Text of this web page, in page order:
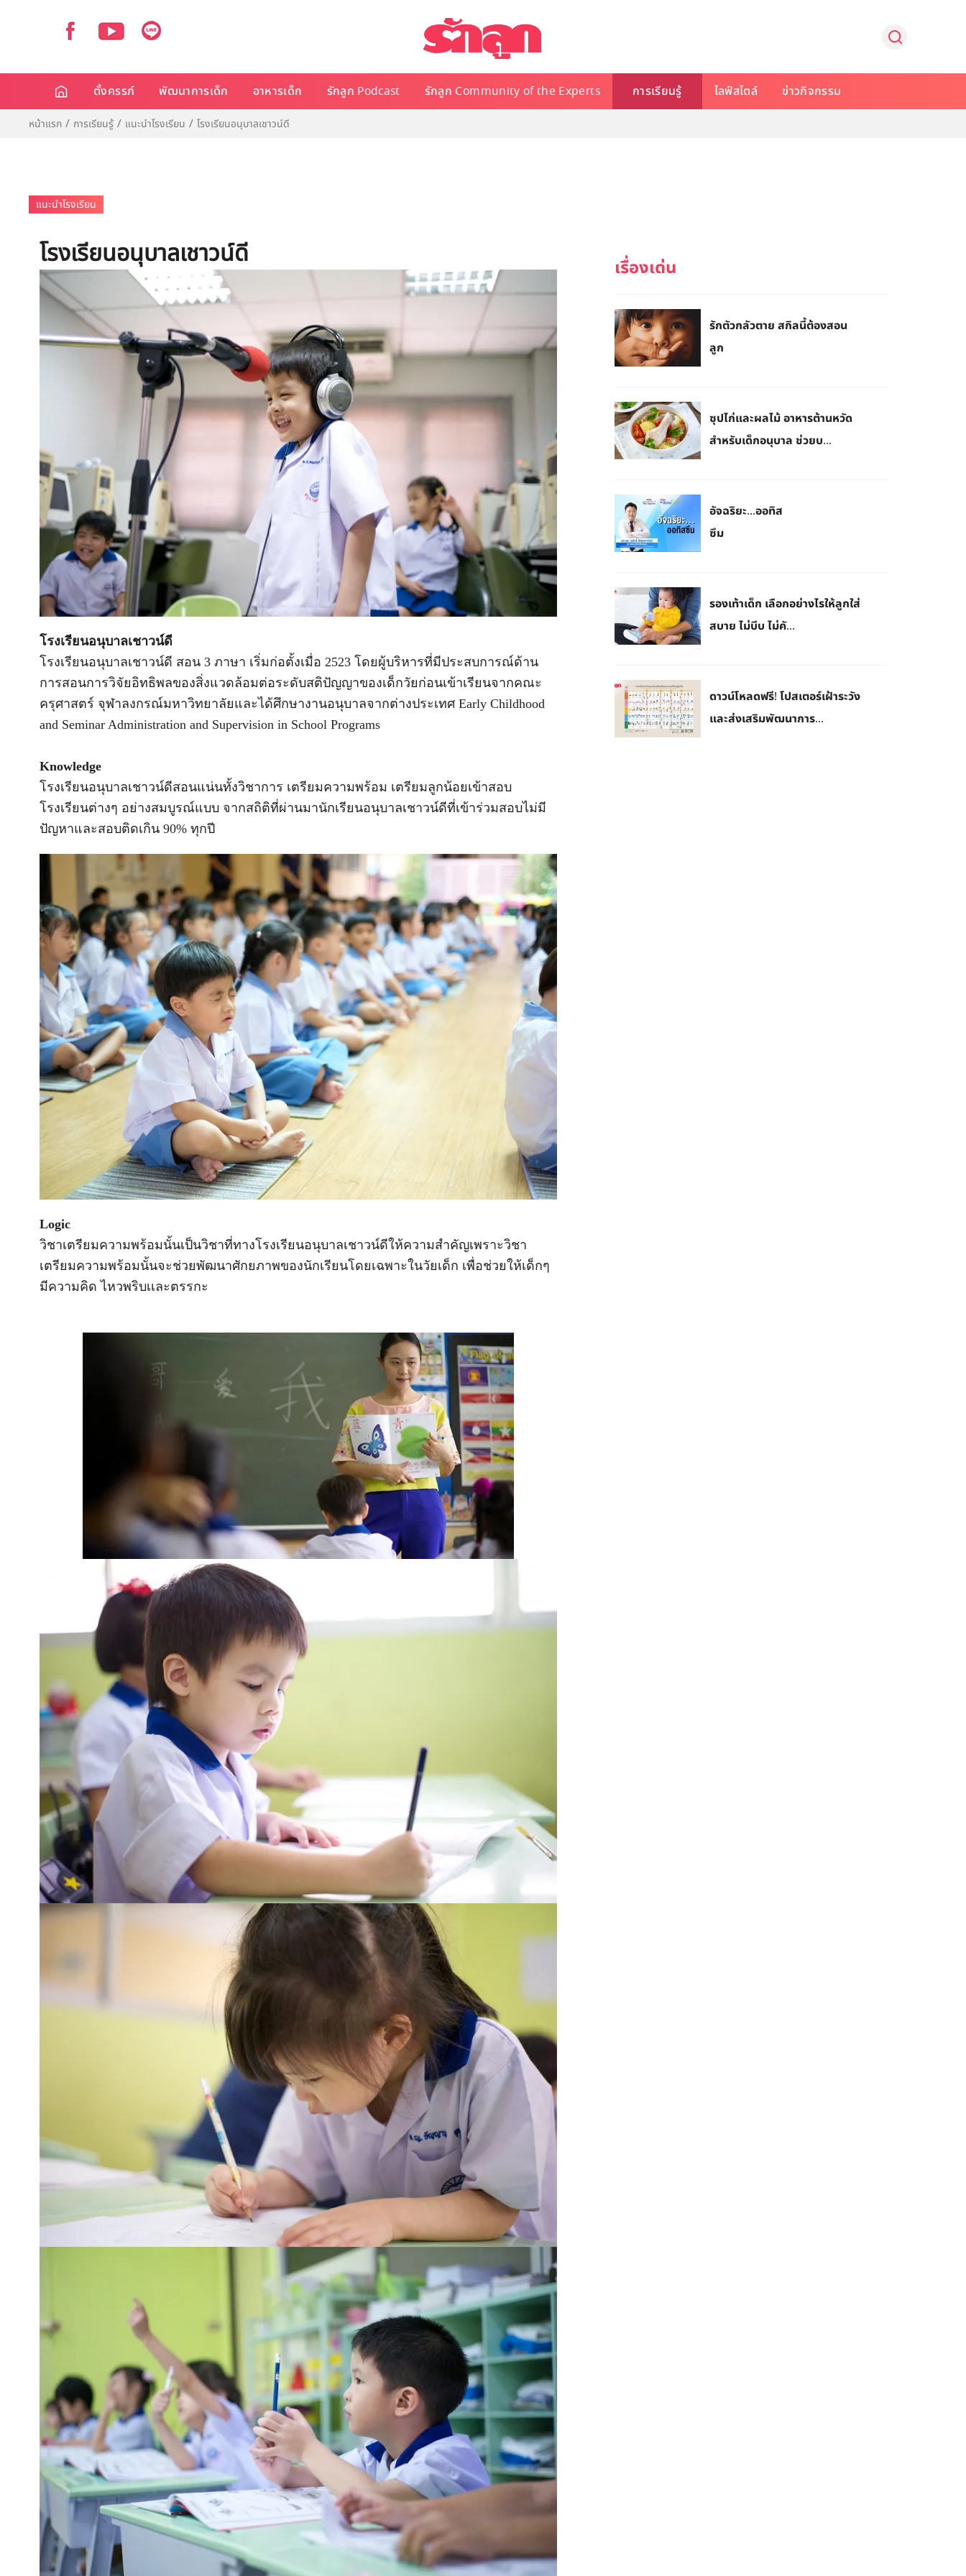
ตั้งครรภ์ พัฒนาการเด็ก อาหารเด็ก รักลูก Podcast รักลูก Community of the Experts การเรียนรู้ ไลฟ์สไตล์ ข่าวกิจกรรม
หน้าแรก การเรียนรู้ แนะนำโรงเรียน โรงเรียนอนุบาลเชาวน์ดี
แนะนำโรงเรียน
โรงเรียนอนุบาลเชาวน์ดี
โรงเรียนอนุบาลเชาวน์ดี
โรงเรียนอนุบาลเชาวน์ดี สอน 3 ภาษา เริ่มก่อตั้งเมื่อ 2523 โดยผู้บริหารที่มีประสบการณ์ด้าน
การสอนการวิจัยอิทธิพลของสิ่งแวดล้อมต่อระดับสติปัญญาของเด็กวัยก่อนเข้าเรียนจากคณะ
ครุศาสตร์ จุฬาลงกรณ์มหาวิทยาลัยและได้ศึกษางานอนุบาลจากต่างประเทศ Early Childhood
and Seminar Administration and Supervision in School Programs
Knowledge
โรงเรียนอนุบาลเชาวน์ดีสอนแน่นทั้งวิชาการ เตรียมความพร้อม เตรียมลูกน้อยเข้าสอบ
โรงเรียนต่างๆ อย่างสมบูรณ์แบบ จากสถิติที่ผ่านมานักเรียนอนุบาลเชาวน์ดีที่เข้าร่วมสอบไม่มี
ปัญหาและสอบติดเกิน 90% ทุกปี
Logic
วิชาเตรียมความพร้อมนั้นเป็นวิชาที่ทางโรงเรียนอนุบาลเชาวน์ดีให้ความสำคัญเพราะวิชา
เตรียมความพร้อมนั้นจะช่วยพัฒนาศักยภาพของนักเรียนโดยเฉพาะในวัยเด็ก เพื่อช่วยให้เด็กๆ
มีความคิด ไหวพริบเเละตรรกะ
รักตัวกลัวตาย สกิลนี้ต้องสอน
ลูก
ซุปไก่และผลไม้ อาหารต้านหวัด
สำหรับเด็กอนุบาล ช่วยบ...
อัจฉริยะ...ออทิส
ซึม
รองเท้าเด็ก เลือกอย่างไรให้ลูกใส่
สบาย ไม่บีบ ไม่คั...
ดาวน์โหลดฟรี! โปสเตอร์เฝ้าระวัง
และส่งเสริมพัฒนาการ...